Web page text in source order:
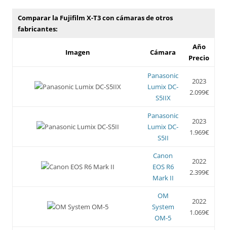
Comparar la Fujifilm X-T3 con cámaras de otros
fabricantes:
Imagen Cámara
Año
Precio
Panasonic
Lumix DC-
S5IIX
2023
2.099€
Panasonic
Lumix DC-
S5II
2023
1.969€
Canon
EOS R6
Mark II
2022
2.399€
OM
System
OM-5
2022
1.069€